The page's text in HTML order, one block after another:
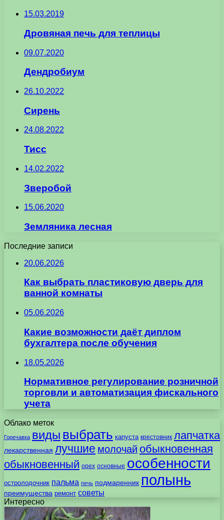
15.03.2019
Дровяная печь для теплицы
09.07.2020
Дендробиум
26.10.2022
Сирень
24.08.2022
Тисс
14.02.2022
Зверобой
15.06.2020
Земляника лесная
Последние записи
20.06.2026
Как выбрать пластиковую дверь для
ванной комнаты
05.06.2026
Какие возможности даёт диплом
бухгалтера после обучения
18.05.2026
Нормативное регулирование розничной
торговли и автоматизация фискального
учета
Облако меток
Горечавка виды выбрать капуста крестовник лапчатка
лекарственная лучшие молочай обыкновенная
обыкновенный орех основные особенности
остролодочник пальма печь подмаренник полынь
преимущества ремонт советы
Интересно